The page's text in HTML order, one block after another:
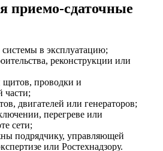
приемо-сдаточные
в эксплуатацию;
реконструкции или
проводки и
части;
двигателей или генераторов;
перегреве или
сети;
подрядчику, управляющей
или Ростехнадзору.